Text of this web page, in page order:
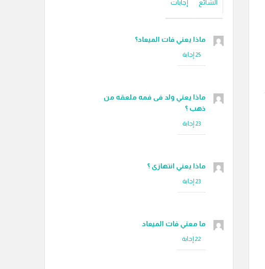
الشائع إجابات
ماذا يعني فات الميعاد؟
‏‫25 إجابة
ماذا يعني ولد فى فمه ملعقه من
ذهب ؟
‏‫23 إجابة
ماذا يعني انتهازى ؟
‏‫23 إجابة
ما معني فات الميعاد
‏‫22 إجابة